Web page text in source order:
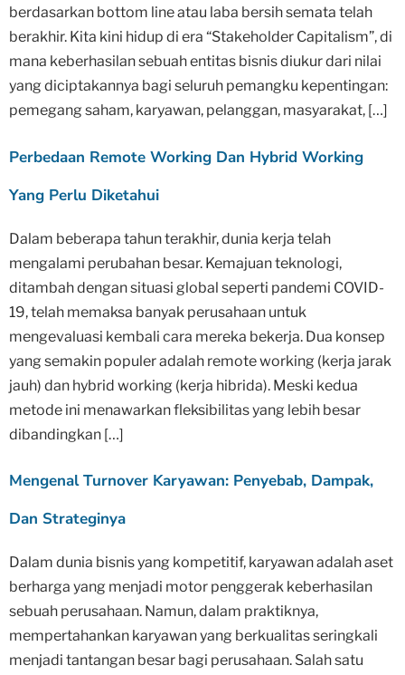
berdasarkan bottom line atau laba bersih semata telah
berakhir. Kita kini hidup di era “Stakeholder Capitalism”, di
mana keberhasilan sebuah entitas bisnis diukur dari nilai
yang diciptakannya bagi seluruh pemangku kepentingan:
pemegang saham, karyawan, pelanggan, masyarakat, […]
Perbedaan Remote Working Dan Hybrid Working
Yang Perlu Diketahui
Dalam beberapa tahun terakhir, dunia kerja telah
mengalami perubahan besar. Kemajuan teknologi,
ditambah dengan situasi global seperti pandemi COVID-
19, telah memaksa banyak perusahaan untuk
mengevaluasi kembali cara mereka bekerja. Dua konsep
yang semakin populer adalah remote working (kerja jarak
jauh) dan hybrid working (kerja hibrida). Meski kedua
metode ini menawarkan fleksibilitas yang lebih besar
dibandingkan […]
Mengenal Turnover Karyawan: Penyebab, Dampak,
Dan Strateginya
Dalam dunia bisnis yang kompetitif, karyawan adalah aset
berharga yang menjadi motor penggerak keberhasilan
sebuah perusahaan. Namun, dalam praktiknya,
mempertahankan karyawan yang berkualitas seringkali
menjadi tantangan besar bagi perusahaan. Salah satu